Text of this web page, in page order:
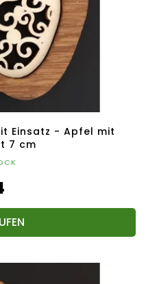
Einsatz - Apfel mit
7 cm